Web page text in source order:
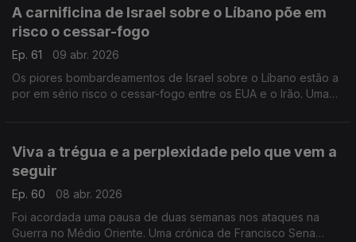
A carnificina de Israel sobre o Líbano põe em
risco o cessar-fogo
Ep. 61
09 abr. 2026
Os piores bombardeamentos de Israel sobre o Líbano estão a
por em sério risco o cessar-fogo entre os EUA e o Irão. Uma
Viva a trégua e a perplexidade pelo que vem a
seguir
Ep. 60
08 abr. 2026
Foi acordada uma pausa de duas semanas nos ataques na
Guerra no Médio Oriente. Uma crónica de Francisco Sena